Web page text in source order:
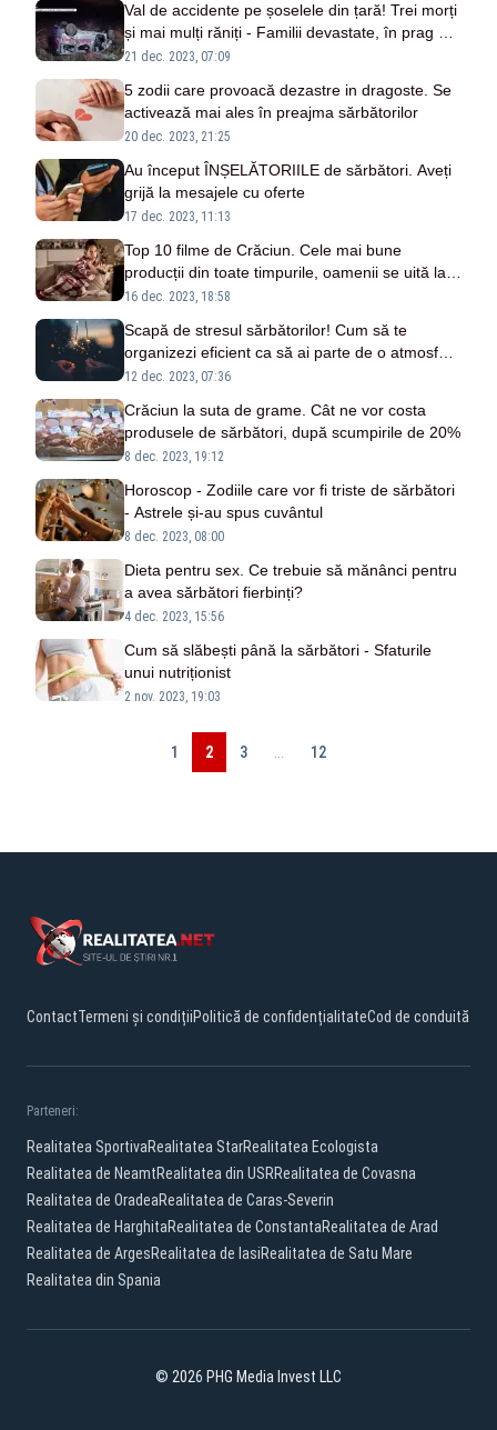
Val de accidente pe șoselele din țară! Trei morți
și mai mulți răniți - Familii devastate, în prag de
sărbători
21 dec. 2023, 07:09
5 zodii care provoacă dezastre in dragoste. Se
activează mai ales în preajma sărbătorilor
20 dec. 2023, 21:25
Au început ÎNȘELĂTORIILE de sărbători. Aveți
grijă la mesajele cu oferte
17 dec. 2023, 11:13
Top 10 filme de Crăciun. Cele mai bune
producții din toate timpurile, oamenii se uită la
ele de zeci de ani
16 dec. 2023, 18:58
Scapă de stresul sărbătorilor! Cum să te
organizezi eficient ca să ai parte de o atmosferă
relaxantă de Crăciun și Revelion
12 dec. 2023, 07:36
Crăciun la suta de grame. Cât ne vor costa
produsele de sărbători, după scumpirile de 20%
8 dec. 2023, 19:12
Horoscop - Zodiile care vor fi triste de sărbători
- Astrele și-au spus cuvântul
8 dec. 2023, 08:00
Dieta pentru sex. Ce trebuie să mănânci pentru
a avea sărbători fierbinți?
4 dec. 2023, 15:56
Cum să slăbești până la sărbători - Sfaturile
unui nutriționist
2 nov. 2023, 19:03
1 2 3 12
ContactTermeni și condițiiPolitică de confidențialitateCod de conduită
Parteneri:
Realitatea SportivaRealitatea StarRealitatea Ecologista
Realitatea de NeamtRealitatea din USRRealitatea de Covasna
Realitatea de OradeaRealitatea de Caras-Severin
Realitatea de HarghitaRealitatea de ConstantaRealitatea de Arad
Realitatea de ArgesRealitatea de IasiRealitatea de Satu Mare
Realitatea din Spania
© 2026 PHG Media Invest LLC